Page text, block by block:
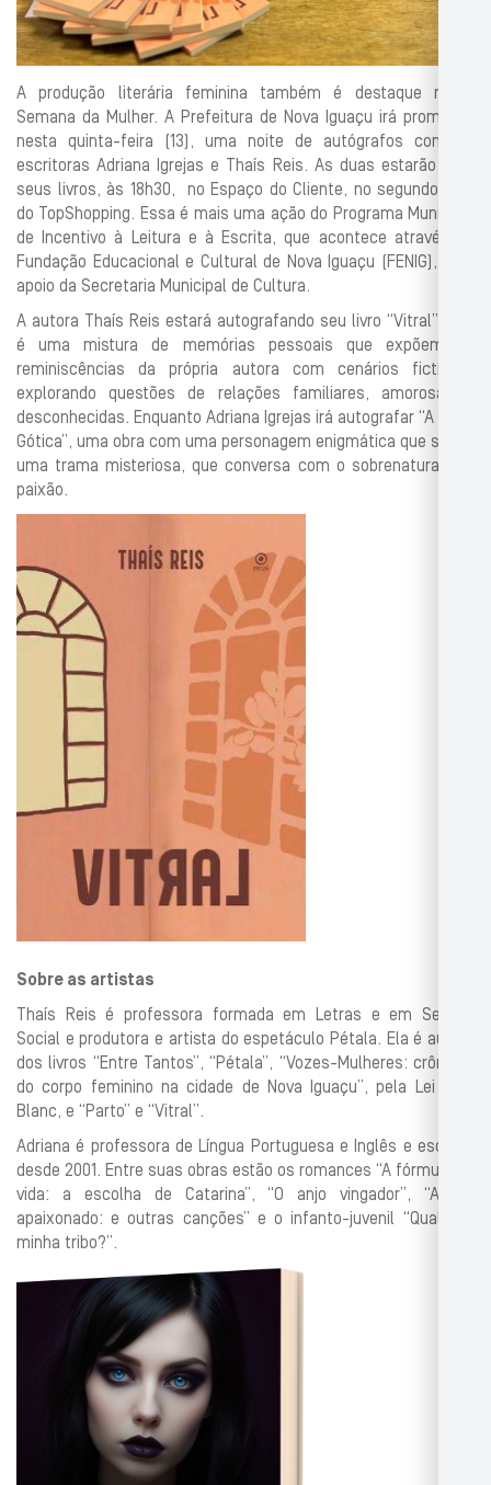
A produção literária feminina também é destaque nesta
Semana da Mulher. A Prefeitura de Nova Iguaçu irá promover,
nesta quinta-feira (13), uma noite de autógrafos com as
escritoras Adriana Igrejas e Thaís Reis. As duas estarão com
seus livros, às 18h30, no Espaço do Cliente, no segundo piso
do TopShopping. Essa é mais uma ação do Programa Municipal
de Incentivo à Leitura e à Escrita, que acontece através da
Fundação Educacional e Cultural de Nova Iguaçu (FENIG), com
apoio da Secretaria Municipal de Cultura.
A autora Thaís Reis estará autografando seu livro “Vitral”, que
é uma mistura de memórias pessoais que expõem as
reminiscências da própria autora com cenários fictícios,
explorando questões de relações familiares, amorosas e
desconhecidas. Enquanto Adriana Igrejas irá autografar “A Babá
Gótica”, uma obra com uma personagem enigmática que segue
uma trama misteriosa, que conversa com o sobrenatural e a
paixão.
Sobre as artistas
Thaís Reis é professora formada em Letras e em Serviço
Social e produtora e artista do espetáculo Pétala. Ela é autora
dos livros “Entre Tantos”, “Pétala”, “Vozes-Mulheres: crônicas
do corpo feminino na cidade de Nova Iguaçu”, pela Lei Aldir
Blanc, e “Parto” e “Vitral”.
Adriana é professora de Língua Portuguesa e Inglês e escreve
desde 2001. Entre suas obras estão os romances “A fórmula da
vida: a escolha de Catarina”, “O anjo vingador”, “Amigo
apaixonado: e outras canções” e o infanto-juvenil “Qual é a
minha tribo?”.